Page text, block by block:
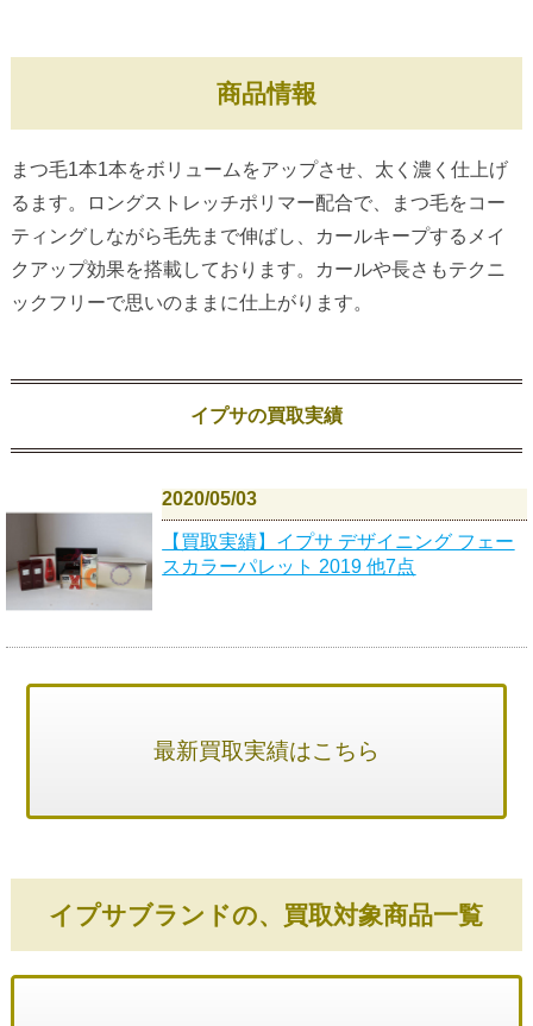
商品情報
まつ毛1本1本をボリュームをアップさせ、太く濃く仕上げ
るます。ロングストレッチポリマー配合で、まつ毛をコー
ティングしながら毛先まで伸ばし、カールキープするメイ
クアップ効果を搭載しております。カールや長さもテクニ
ックフリーで思いのままに仕上がります。
イプサの買取実績
2020/05/03
【買取実績】イプサ デザイニング フェー
スカラーパレット 2019 他7点
最新買取実績はこちら
イプサブランドの、買取対象商品一覧